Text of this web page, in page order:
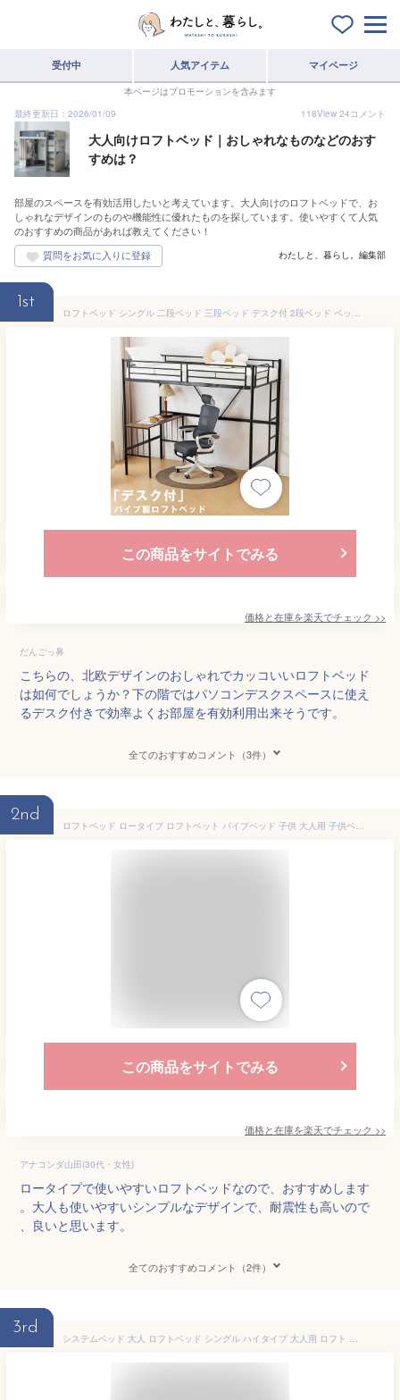
受付中 人気アイテム マイページ
本ページはプロモーションを含みます
最終更新日：2026/01/09
118View 24コメント
大人向けロフトベッド｜おしゃれなものなどのおす
すめは？
部屋のスペースを有効活用したいと考えています。大人向けのロフトベッドで、お
しゃれなデザインのものや機能性に優れたものを探しています。使いやすくて人気
のおすすめの商品があれば教えてください！
わたしと、暮らし。編集部
1st
ロフトベッド シングル 二段ベッド 三段ベッド デスク付 2段ベッド ベッド シングルベッド S パイプベッド シングルベッド 収納 おしゃれ 北欧風 シングル 子供部屋 スチール 耐震 ベッド
この商品をサイトでみる
価格と在庫を楽天でチェック >>
だんごっ鼻
こちらの、北欧デザインのおしゃれでカッコいいロフトベッド
は如何でしょうか？下の階ではパソコンデスクスペースに使え
るデスク付きで効率よくお部屋を有効利用出来そうです。
全てのおすすめコメント（3件）
2nd
ロフトベッド ロータイプ ロフトベット パイプベッド 子供 大人用 子供ベッド 下収納 高さ調節 シングル セミダブル 耐震 頑丈 ローベッド
この商品をサイトでみる
価格と在庫を楽天でチェック >>
アナコンダ山田(30代・女性)
ロータイプで使いやすいロフトベッドなので、おすすめします
。大人も使いやすいシンプルなデザインで、耐震性も高いので
、良いと思います。
全てのおすすめコメント（2件）
3rd
システムベッド 大人 ロフトベッド シングル ハイタイプ 大人用 ロフト ベッド 宮付き コンセント付き ベッド下収納 北欧 風 子供部屋 収納 付き 木製 フレーム 子ども ホワイト グレー ナチュラル キッズ 一人暮らし 寮